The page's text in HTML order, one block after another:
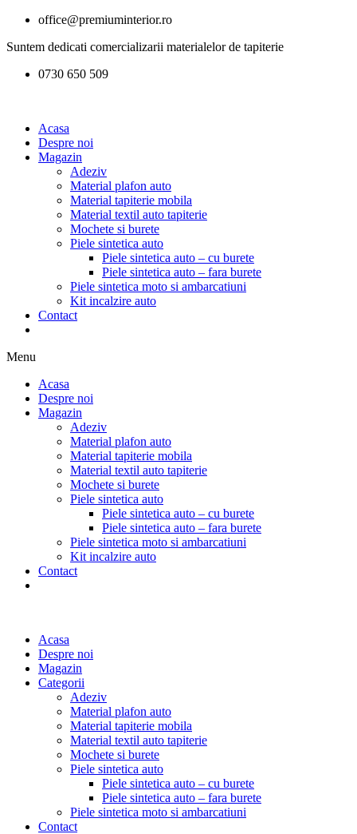
office@premiuminterior.ro
Suntem dedicati comercializarii materialelor de tapiterie
0730 650 509
Acasa
Despre noi
Magazin
Adeziv
Material plafon auto
Material tapiterie mobila
Material textil auto tapiterie
Mochete si burete
Piele sintetica auto
Piele sintetica auto – cu burete
Piele sintetica auto – fara burete
Piele sintetica moto si ambarcatiuni
Kit incalzire auto
Contact
Menu
Acasa
Despre noi
Magazin
Adeziv
Material plafon auto
Material tapiterie mobila
Material textil auto tapiterie
Mochete si burete
Piele sintetica auto
Piele sintetica auto – cu burete
Piele sintetica auto – fara burete
Piele sintetica moto si ambarcatiuni
Kit incalzire auto
Contact
Acasa
Despre noi
Magazin
Categorii
Adeziv
Material plafon auto
Material tapiterie mobila
Material textil auto tapiterie
Mochete si burete
Piele sintetica auto
Piele sintetica auto – cu burete
Piele sintetica auto – fara burete
Piele sintetica moto si ambarcatiuni
Contact